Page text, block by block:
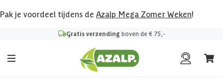
Pak je voordeel tijdens de Azalp Mega Zomer Weken!
Gratis verzending boven de € 75,-